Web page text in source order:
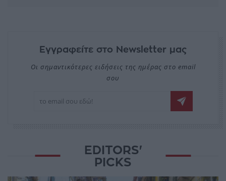
Εγγραφείτε στο Newsletter μας
Οι σημαντικότερες ειδήσεις της ημέρας στο email
σου
EDITORS'
PICKS